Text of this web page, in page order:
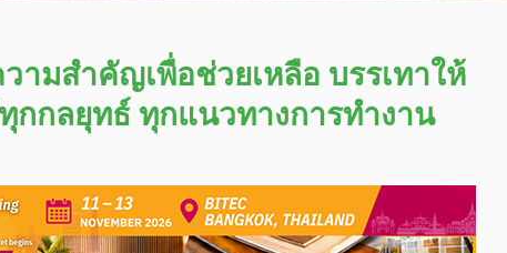
ามสำคัญเพื่อช่วยเหลือ บรรเทาให้
กลยุทธ์ ทุกแนวทางการทำงาน